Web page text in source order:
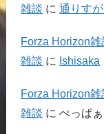
雑談 に通りす
Forza Horizon
雑談 に Ishisaka
Forza Horizon
雑談 にぺっぱ